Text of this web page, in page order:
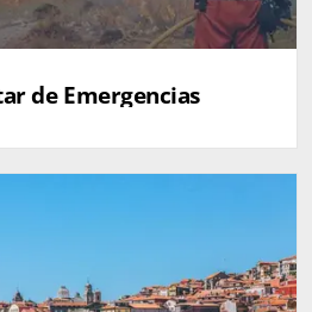
de Emergencias